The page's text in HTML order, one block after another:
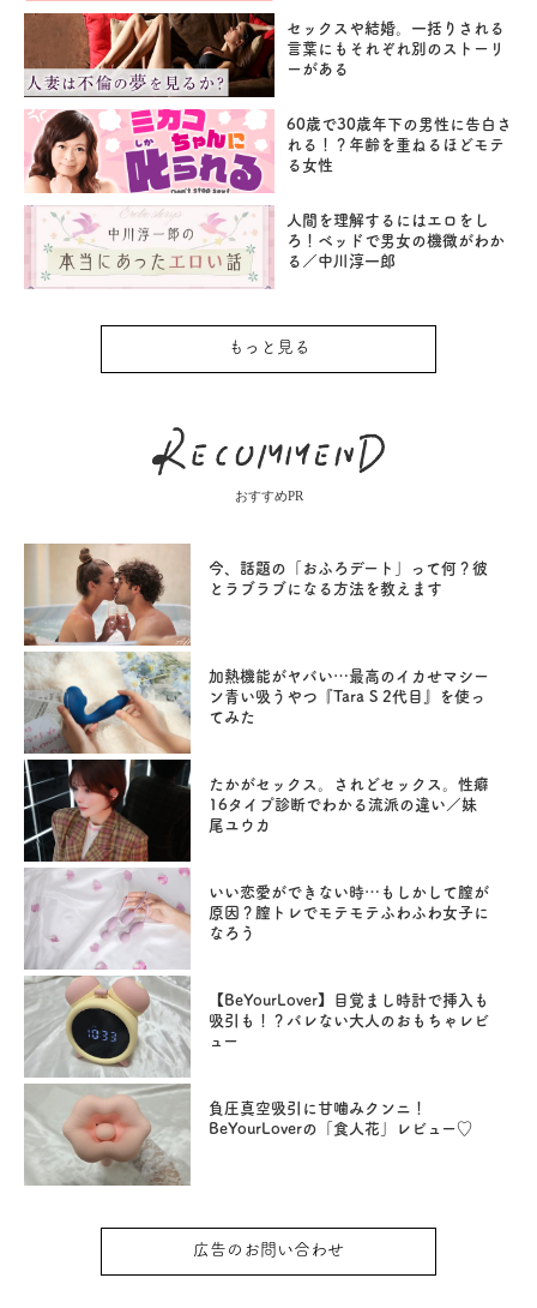
セックスや結婚。一括りされる
言葉にもそれぞれ別のストーリ
ーがある
60歳で30歳年下の男性に告白さ
れる！？年齢を重ねるほどモテ
る女性
人間を理解するにはエロをし
ろ！ベッドで男女の機微がわか
る／中川淳一郎
もっと見る
おすすめPR
今、話題の「おふろデート」って何？彼
とラブラブになる方法を教えます
加熱機能がヤバい…最高のイカせマシー
ン青い吸うやつ『Tara S 2代目』を使っ
てみた
たかがセックス。されどセックス。性癖
16タイプ診断でわかる流派の違い／妹
尾ユウカ
いい恋愛ができない時…もしかして膣が
原因？膣トレでモテモテふわふわ女子に
なろう
【BeYourLover】目覚まし時計で挿入も
吸引も！？バレない大人のおもちゃレビ
ュー
負圧真空吸引に甘噛みクンニ！
BeYourLoverの「食人花」レビュー♡
広告のお問い合わせ